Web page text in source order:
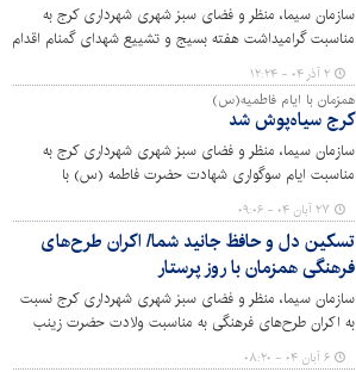
سازمان سیما، منظر و فضای سبز شهری شهرداری کرج به
مناسبت گرامیداشت هفته بسیج و تشییع شهدای گمنام اقدام
به اکران طرح‌های فرهنگی در سطح شهر کرده است.
۲ آذر ۰۴ - ۱۲:۲۴
همزمان با ایام فاطمیه(س)
کرج سیاه‌پوش شد
سازمان سیما، منظر و فضای سبز شهری شهرداری کرج به
مناسبت ایام سوگواری شهادت حضرت فاطمه (س) با
سیاهپوشی و اکران طرح‌های فرهنگی در سطح شهر، بستر
مناسبی را برای عزاداری سوگواران و ارادتمندان حضرت فاطمه
زهرا (س) مهیا کرده است.
۲۷ آبان ۰۴ - ۰۹:۰۶
تسکین دل و حافظ جانید شما/ اکران طرح‌های
فرهنگی همزمان با روز پرستار
سازمان سیما، منظر و فضای سبز شهری شهرداری کرج نسبت
به اکران طرح‌های فرهنگی به مناسبت ولادت حضرت زینب
(س) و روز پرستار در شهر کرج اقدام کرده است.
۶ آبان ۰۴ - ۰۸:۲۰